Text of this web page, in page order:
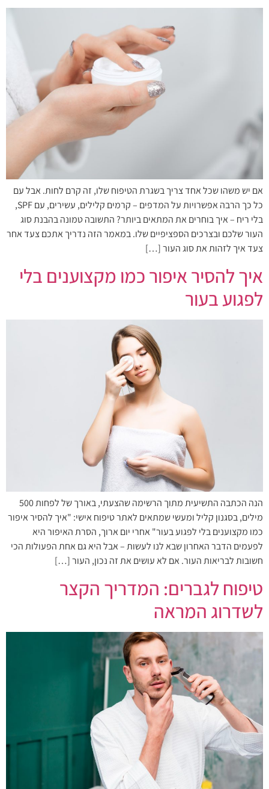
אם יש משהו שכל אחד צריך בשגרת הטיפוח שלו, זה קרם לחות. אבל עם
כל כך הרבה אפשרויות על המדפים – קרמים קלילים, עשירים, עם SPF,
בלי ריח – איך בוחרים את המתאים ביותר? התשובה טמונה בהבנת סוג
העור שלכם ובצרכים הספציפיים שלו. במאמר הזה נדריך אתכם צעד אחר
צעד איך לזהות את סוג העור […]
איך להסיר איפור כמו מקצוענים בלי
לפגוע בעור
הנה הכתבה התשיעית מתוך הרשימה שהצעתי, באורך של לפחות 500
מילים, בסגנון קליל ומעשי שמתאים לאתר טיפוח אישי: "איך להסיר איפור
כמו מקצוענים בלי לפגוע בעור" אחרי יום ארוך, הסרת האיפור היא
לפעמים הדבר האחרון שבא לנו לעשות – אבל היא גם אחת הפעולות הכי
חשובות לבריאות העור. אם לא עושים את זה נכון, העור […]
טיפוח לגברים: המדריך הקצר
לשדרוג המראה